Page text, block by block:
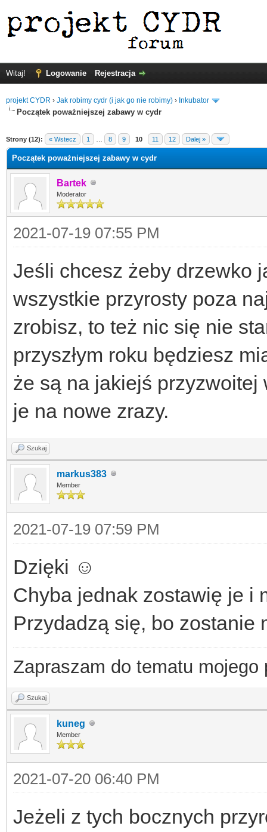
Witaj! Logowanie Rejestracja
projekt CYDR › Jak robimy cydr (i jak go nie robimy) › Inkubator
Początek poważniejszej zabawy w cydr
Strony (12): « Wstecz 1 8 9 10 11 12 Dalej »
Początek poważniejszej zabawy w cydr
Bartek
Moderator
2021-07-19 07:55 PM
Jeśli chcesz żeby drzewko
wszystkie przyrosty poza
zrobisz, to też nic się nie
przyszłym roku będziesz
że są na jakiejś
je na nowe zrazy.
Szukaj
markus383
Member
2021-07-19 07:59 PM
Dzięki ☺️
Chyba jednak zostawię je i
Przydadzą się, bo zostanie
Zapraszam do tematu
Szukaj
kuneg
Member
2021-07-20 06:40 PM
Jeżeli z tych bocznych